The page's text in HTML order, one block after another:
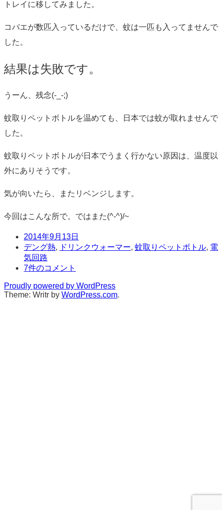
トレイに移してみました。
コバエが数匹入っているだけで、蚊は一匹も入ってませんで
した。
結果は失敗です。
うーん、残念(-_-;)
蚊取りペットボトルを温めても、日本では蚊が取れませんで
した。
蚊取りペットボトルが日本でうまく行かない原因は、温度以
外にありそうです。
気が向いたら、またリベンジします。
今回はこんな所で。ではまた(^-^)/~
日
時
2014年9月13日
タ
グ
デング熱, ドリンクウォーマー, 蚊取りペットボトル, 電
気回路
コ
ン
ト
7件のコメント
Proudly powered by WordPress
Theme: Writr by WordPress.com.